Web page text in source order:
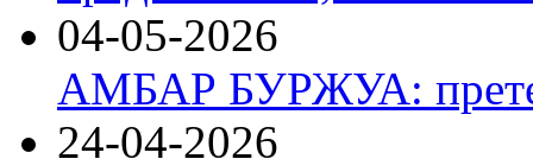
04-05-2026
АМБАР БУРЖУА:
24-04-2026